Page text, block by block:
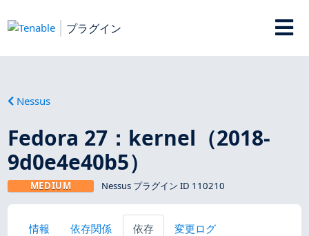
プラグイン
Nessus
Fedora 27：kernel（2018-
9d0e4e40b5）
MEDIUM Nessus プラグイン ID 110210
情報 依存関係 依存 変更ログ